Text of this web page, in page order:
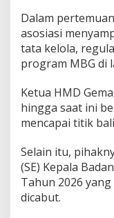
Dalam
asosiasi
tata kelola,
program MBG di
Ketua HMD
hingga saat ini
mencapai titik
Selain itu,
(SE) Kepala
Tahun 2026
dicabut.